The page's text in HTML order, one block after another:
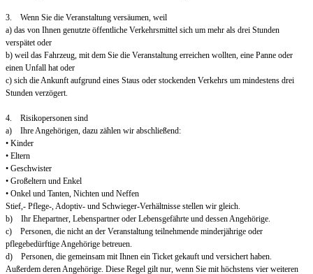
3. Wenn Sie die Veranstaltung versäumen, weil
a) das von Ihnen genutzte öffentliche Verkehrsmittel sich um mehr als drei Stunden
verspätet oder
b) weil das Fahrzeug, mit dem Sie die Veranstaltung erreichen wollten, eine Panne oder
einen Unfall hat oder
c) sich die Ankunft aufgrund eines Staus oder stockenden Verkehrs um mindestens drei
Stunden verzögert.
4. Risikopersonen sind
a) Ihre Angehörigen, dazu zählen wir abschließend:
• Kinder
• Eltern
• Geschwister
• Großeltern und Enkel
• Onkel und Tanten, Nichten und Neffen
Stief,- Pflege-, Adoptiv- und Schwieger-Verhältnisse stellen wir gleich.
b) Ihr Ehepartner, Lebenspartner oder Lebensgefährte und dessen Angehörige.
c) Personen, die nicht an der Veranstaltung teilnehmende minderjährige oder
pflegebedürftige Angehörige betreuen.
d) Personen, die gemeinsam mit Ihnen ein Ticket gekauft und versichert haben.
Außerdem deren Angehörige. Diese Regel gilt nur, wenn Sie mit höchstens vier weiteren